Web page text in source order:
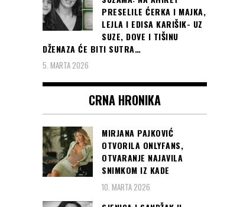
PRESELILE ĆERKA I MAJKA,
LEJLA I EDISA KARIŠIK- UZ
SUZE, DOVE I TIŠINU
DŽENAZA ĆE BITI SUTRA…
5. MARTA 2026
CRNA HRONIKA
MIRJANA PAJKOVIĆ
OTVORILA ONLYFANS,
OTVARANJE NAJAVILA
SNIMKOM IZ KADE
10. MARTA 2026